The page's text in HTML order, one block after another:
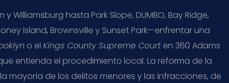
hasta Park Slope, DUMBO, Bay Ridge,
Island, Brownsville y Sunset Park—enfrentar una
o el Kings County Supreme Court en 360 Adams
que entienda el procedimiento local. La reforma de la
mayoría de los delitos menores y las infracciones, de